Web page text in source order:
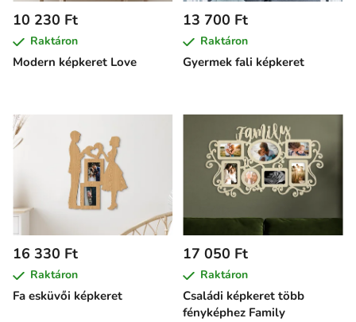
Modern képkeret Love
10 230 Ft
Raktáron
Gyermek fali képkeret
13 700 Ft
Raktáron
Fa esküvői képkeret
16 330 Ft
Raktáron
Családi képkeret több
fényképhez Family
17 050 Ft
Raktáron